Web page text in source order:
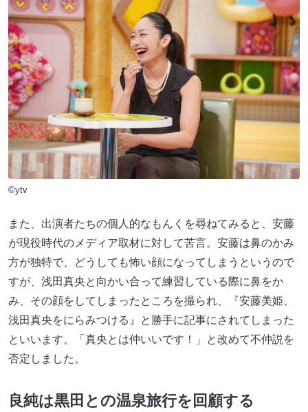
©ytv
また、出演者たちの個人的なもんくを尋ねてみると、安藤
が現役時代のメディア取材に対して苦言。安藤は鼻のかみ
方が独特で、どうしても怖い顔になってしまうというので
すが、浅田真央と向かい合って練習している際に鼻をか
み、その顔をしてしまったところを撮られ、『安藤美姫、
浅田真央をにらみつける』と勝手に記事にされてしまった
といいます。「真央とは仲いいです！」と改めて不仲説を
否定しました。
良純は黒田との温泉旅行を回顧する